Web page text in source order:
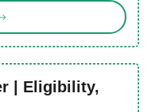
| Eligibility,